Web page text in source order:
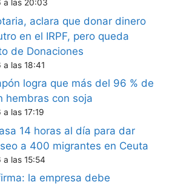
a las 20:03
aclara que donar dinero
en el IRPF, pero queda
de Donaciones
las 18:41
logra que más del 96 % de
hembras con soja
las 17:19
14 horas al día para dar
a 400 migrantes en Ceuta
las 15:54
la empresa debe